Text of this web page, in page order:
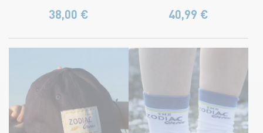
38,00 €
40,99 €